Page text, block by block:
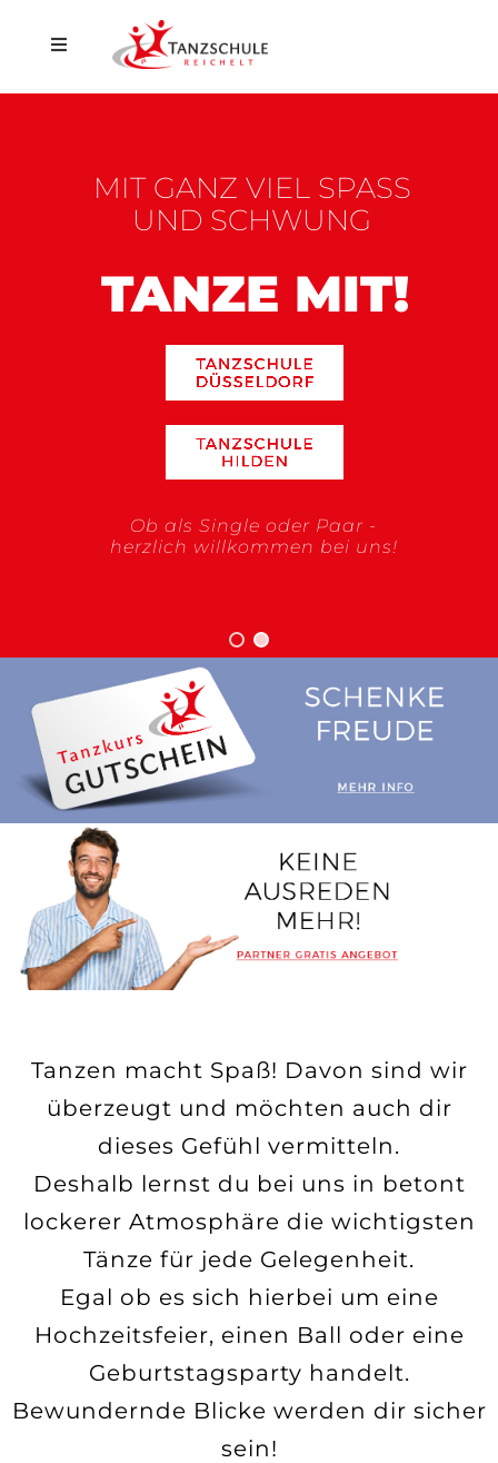
Home
MIT GANZ VIEL SPASS
UND SCHWUNG
TANZE MIT!
Ob als Single oder Paar -
herzlich willkommen bei uns!
Tanzen macht Spaß! Davon sind wir
überzeugt und möchten auch dir
dieses Gefühl vermitteln.
Deshalb lernst du bei uns in betont
lockerer Atmosphäre die wichtigsten
Tänze für jede Gelegenheit.
Egal ob es sich hierbei um eine
Hochzeitsfeier, einen Ball oder eine
Geburtstagsparty handelt.
Bewundernde Blicke werden dir sicher
sein!